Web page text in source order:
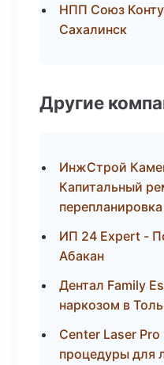
НПП Союз
Сахалинск
Другие
ИнжСтрой
Капитальный
ИП 24 Expert -
Абакан
Дентал Family
наркозом в
Center Laser
процедуры для